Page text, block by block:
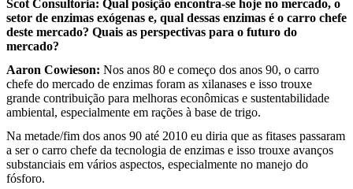
Scot Consultoria: Qual posição encontra-se hoje no mercado, o
setor de enzimas exógenas e, qual dessas enzimas é o carro chefe
deste mercado? Quais as perspectivas para o futuro do
mercado?
Aaron Cowieson: Nos anos 80 e começo dos anos 90, o carro
chefe do mercado de enzimas foram as xilanases e isso trouxe
grande contribuição para melhoras econômicas e sustentabilidade
ambiental, especialmente em rações à base de trigo.
Na metade/fim dos anos 90 até 2010 eu diria que as fitases passaram
a ser o carro chefe da tecnologia de enzimas e isso trouxe avanços
substanciais em vários aspectos, especialmente no manejo do
fósforo.